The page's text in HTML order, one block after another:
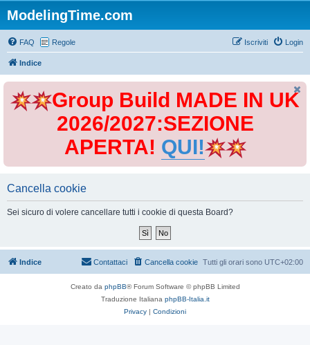
ModelingTime.com
FAQ Regole Login
Iscriviti
Indice
Group Build MADE IN UK
2026/2027:SEZIONE
APERTA! QUI!
Cancella cookie
Sei sicuro di volere cancellare tutti i cookie di questa Board?
Indice Tutti gli orari sono UTC+02:00
Cancella cookie
Contattaci
Creato da phpBB® Forum Software © phpBB Limited
Traduzione Italiana phpBB-Italia.it
Privacy | Condizioni